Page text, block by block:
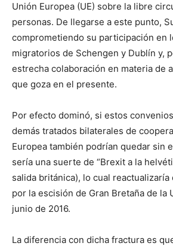
Unión Europea (UE) sobre la libre
personas. De llegarse a este punto,
comprometiendo su participación en
migratorios de Schengen y Dublín y,
estrecha colaboración en materia de
que goza en el presente.
Por efecto dominó, si estos
demás tratados bilaterales de
Europea también podrían quedar sin
sería una suerte de “Brexit a la
salida británica), lo cual
por la escisión de Gran Bretaña de la
junio de 2016.
La diferencia con dicha fractura es